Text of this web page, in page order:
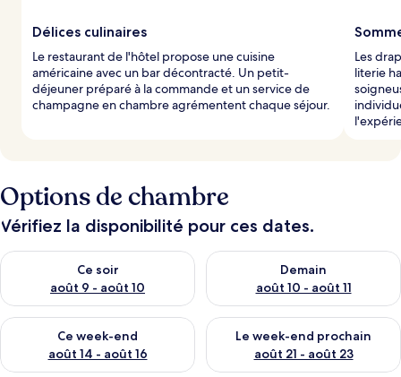
Délices culinaires
Le restaurant de l'hôtel propose une cuisine
américaine avec un bar décontracté. Un petit-
déjeuner préparé à la commande et un service de
champagne en chambre agrémentent chaque séjour.
Les
literie
Options de chambre
Vérifiez la disponibilité pour ces dates.
Ce soir
août 9 - août 10
Vérifier la disponibilité pour ce soir août 9 - août 10
Demain
août 10 - août 11
Vérifier la disponibilité pour
Ce week-end
août 14 - août 16
Vérifier la disponibilité pour ce week-end août 14 - août 16
Le week-end prochain
août 21 - août 23
Vérifier la disponibilité pour